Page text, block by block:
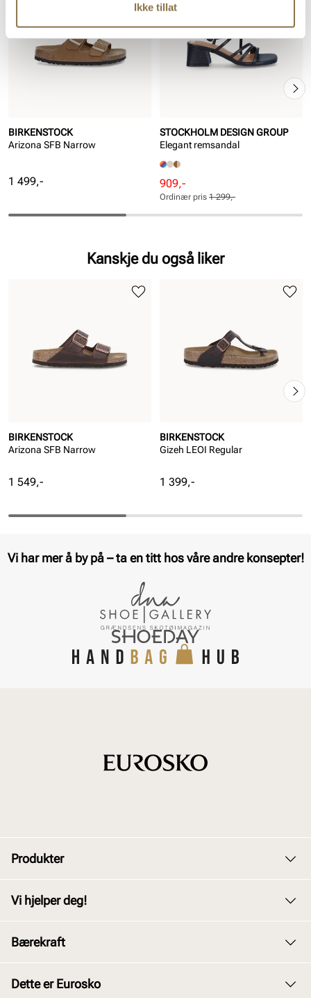
Ikke tillat
BIRKENSTOCK
Arizona SFB Narrow
Pris
1 499,-
STOCKHOLM DESIGN GROUP
Elegant remsandal
Rabattert
pris
Pris
909,-
Ordinær
pris
Pris
Ordinær pris 1 299,-
Kanskje du også liker
BIRKENSTOCK
Arizona SFB Narrow
Pris
1 549,-
BIRKENSTOCK
Gizeh LEOI Regular
Pris
1 399,-
Vi har mer å by på – ta en titt hos våre andre konsepter!
Produkter
Barn
Vi hjelper deg!
Kjøpsbetingelser
Bærekraft
Dette er Eurosko